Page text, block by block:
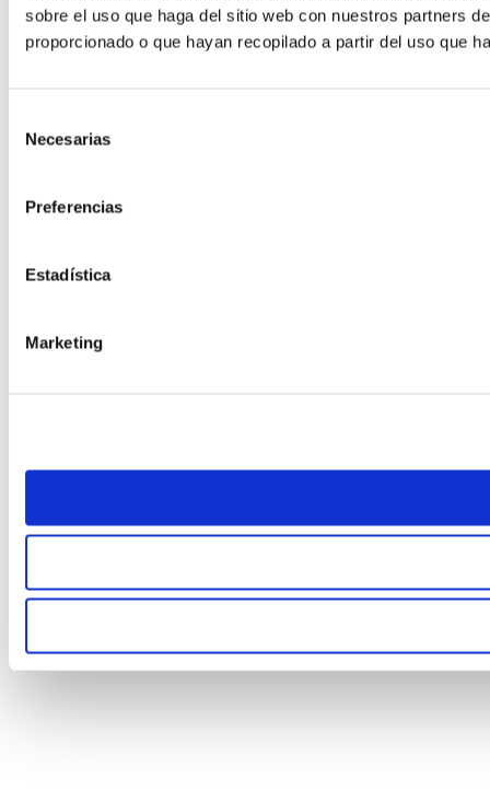
sobre el uso que haga del sitio web con nuestros partners
proporcionado o que hayan recopilado a partir del uso que
Necesarias
Preferencias
Estadística
Marketing